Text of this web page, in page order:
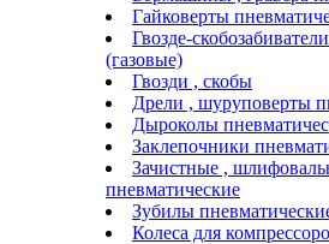
Гайковерты
Гвозде-
(газовые)
Гвозди , скобы
Дрели , шуруповерты
Дыроколы
Заклепочники
Зачистные ,
пневматические
Зубилы
Колеса для